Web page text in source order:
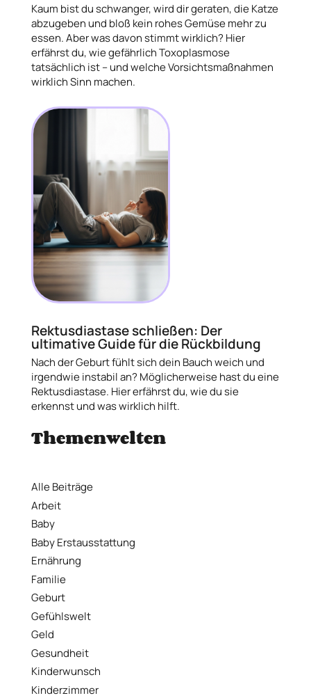
Kaum bist du schwanger, wird dir geraten, die Katze
abzugeben und bloß kein rohes Gemüse mehr zu
essen. Aber was davon stimmt wirklich? Hier
erfährst du, wie gefährlich Toxoplasmose
tatsächlich ist – und welche Vorsichtsmaßnahmen
wirklich Sinn machen.
Rektusdiastase schließen: Der
ultimative Guide für die Rückbildung
Nach der Geburt fühlt sich dein Bauch weich und
irgendwie instabil an? Möglicherweise hast du eine
Rektusdiastase. Hier erfährst du, wie du sie
erkennst und was wirklich hilft.
Themenwelten
Alle Beiträge
Arbeit
Baby
Baby Erstausstattung
Ernährung
Familie
Geburt
Gefühlswelt
Geld
Gesundheit
Kinderwunsch
Kinderzimmer